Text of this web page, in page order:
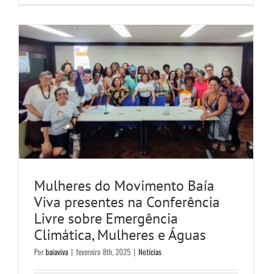
Notícias
Mulheres do Movimento Baía
Viva presentes na Conferência
Livre sobre Emergência
Climática, Mulheres e Águas
Porbaiaviva | fevereiro 8th, 2025 | Notícias